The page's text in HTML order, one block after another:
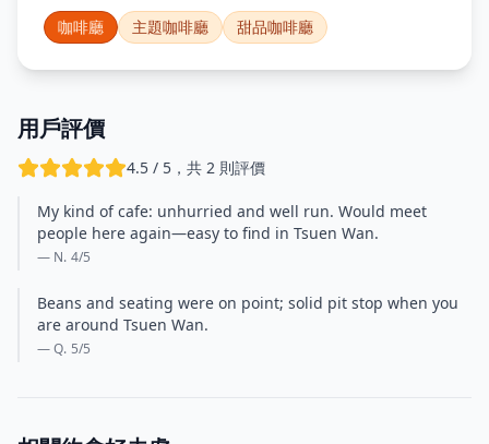
咖啡廳 主題咖啡廳 甜品咖啡廳
用戶評價
4.5 / 5，共 2 則評價
My kind of cafe: unhurried and well run. Would meet
people here again—easy to find in Tsuen Wan.
— N. 4/5
Beans and seating were on point; solid pit stop when you
are around Tsuen Wan.
— Q. 5/5